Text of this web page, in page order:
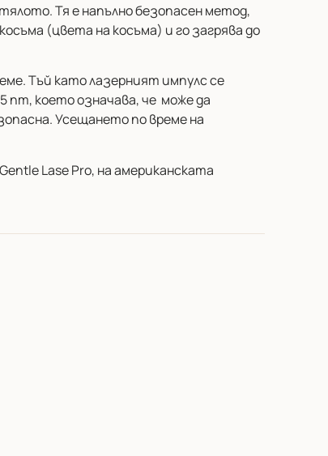
Тя е напълно безопасен метод,
(цвета на косъма) и го загрява до
Тъй като лазерният импулс се
nm, което означава, че може да
Усещането по време на
Lase Pro, на американската